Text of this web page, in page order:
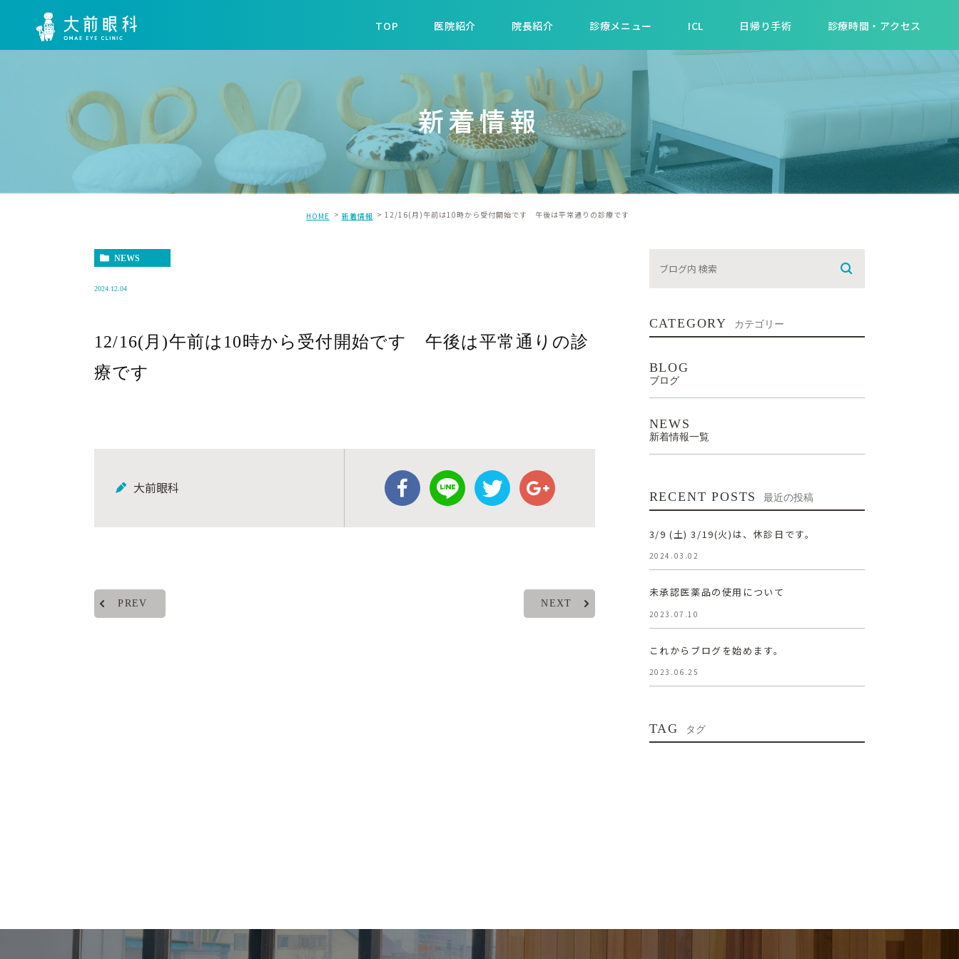
TOP 医院紹介 院長紹介 診療メニュー ICL 日帰り手術 診療時間・アクセス
新着情報
HOME 新着情報 12/16(月)午前は10時から受付開始です 午後は平常通りの診療です
NEWS
2024.12.04
12/16(月)午前は10時から受付開始です 午後は平常通りの診
療です
大前眼科
PREV NEXT
CATEGORY カテゴリー
BLOG
ブログ
NEWS
新着情報一覧
RECENT POSTS 最近の投稿
3/9 (土) 3/19(火)は、休診日です。
2024.03.02
未承認医薬品の使用について
2023.07.10
これからブログを始めます。
2023.06.25
TAG タグ